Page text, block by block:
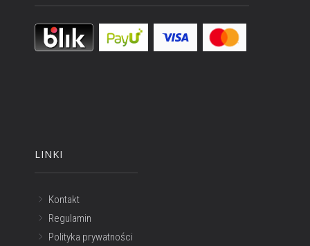
LINKI
Kontakt
Regulamin
Polityka prywatności